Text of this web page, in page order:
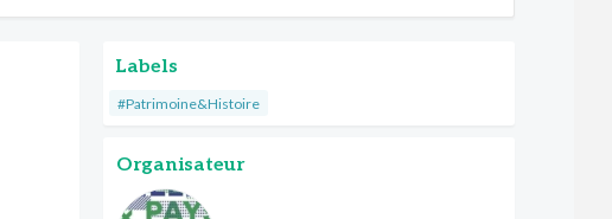
Labels
#Patrimoine&Histoire
Organisateur